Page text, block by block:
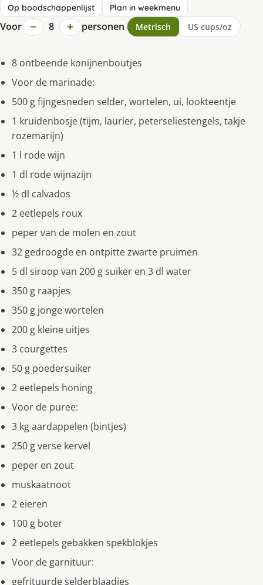
Op boodschappenlijst Plan in weekmenu
Voor − 8 + personen Metrisch US cups/oz
8 ontbeende konijnenboutjes
Voor de marinade:
500 g fijngesneden selder, wortelen, ui, lookteentje
1 kruidenbosje (tijm, laurier, peterseliestengels, takje
rozemarijn)
1 l rode wijn
1 dl rode wijnazijn
½ dl calvados
2 eetlepels roux
peper van de molen en zout
32 gedroogde en ontpitte zwarte pruimen
5 dl siroop van 200 g suiker en 3 dl water
350 g raapjes
350 g jonge wortelen
200 g kleine uitjes
3 courgettes
50 g poedersuiker
2 eetlepels honing
Voor de puree:
3 kg aardappelen (bintjes)
250 g verse kervel
peper en zout
muskaatnoot
2 eieren
100 g boter
2 eetlepels gebakken spekblokjes
Voor de garnituur:
gefrituurde selderblaadjes